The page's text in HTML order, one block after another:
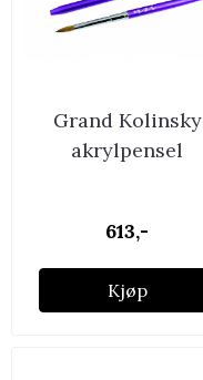
Grand Kolinsky
akrylpensel
613,-
Kjøp